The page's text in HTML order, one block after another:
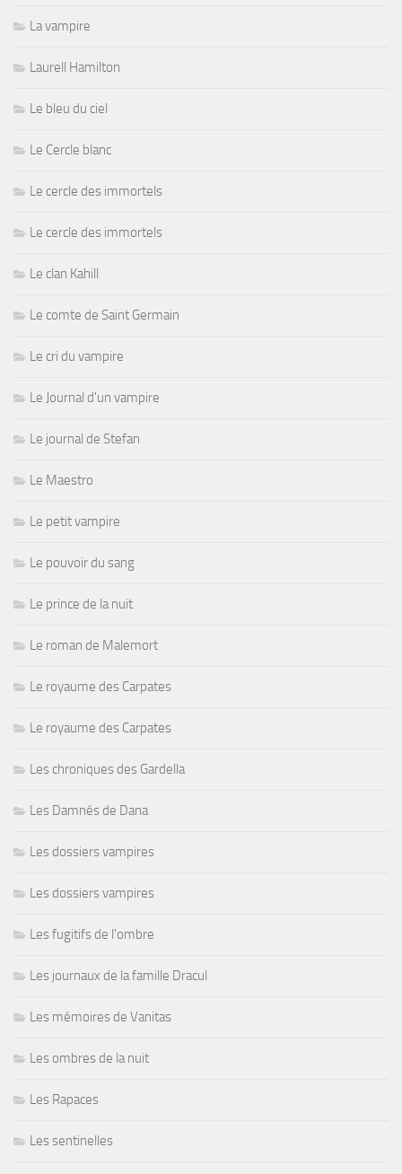
La vampire
Laurell Hamilton
Le bleu du ciel
Le Cercle blanc
Le cercle des immortels
Le cercle des immortels
Le clan Kahill
Le comte de Saint Germain
Le cri du vampire
Le Journal d'un vampire
Le journal de Stefan
Le Maestro
Le petit vampire
Le pouvoir du sang
Le prince de la nuit
Le roman de Malemort
Le royaume des Carpates
Le royaume des Carpates
Les chroniques des Gardella
Les Damnés de Dana
Les dossiers vampires
Les dossiers vampires
Les fugitifs de l'ombre
Les journaux de la famille Dracul
Les mémoires de Vanitas
Les ombres de la nuit
Les Rapaces
Les sentinelles